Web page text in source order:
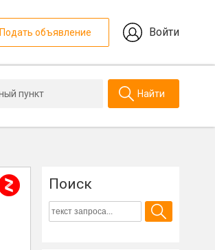
Подать объявление Войти
Найти
Поиск